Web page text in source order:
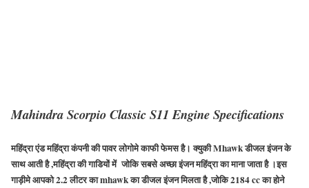
Mahindra Scorpio Classic S11 Engine Specifications
महिंद्रा एंड महिंद्रा कंपनी की पावर लोगोमे काफी फेमस है। क्युकीMhawkडीजल इंजन के
साथ आती है ,महिंद्रा की गाडियों में जोकि सबसे अच्छा इंजन महिंद्रा का माना जाता है ।इस
गाड़ीमे आपको2.2लीटर काmhawkका डीजल इंजन मिलता है ,जोकि2184 ccका होने